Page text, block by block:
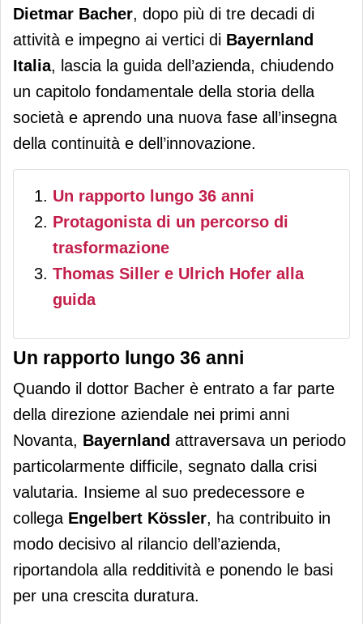
Bayernland: Dietmar Bacher passa il
testimone a Thomas Siller e Ulrich
Hofer
Dietmar Bacher, dopo più di tre decadi di
attività e impegno ai vertici di Bayernland
Italia, lascia la guida dell’azienda, chiudendo
un capitolo fondamentale della storia della
società e aprendo una nuova fase all’insegna
della continuità e dell’innovazione.
Un rapporto lungo 36 anni
Protagonista di un percorso di
trasformazione
Thomas Siller e Ulrich Hofer alla
guida
Un rapporto lungo 36 anni
Quando il dottor Bacher è entrato a far parte
della direzione aziendale nei primi anni
Novanta, Bayernland attraversava un periodo
particolarmente difficile, segnato dalla crisi
valutaria. Insieme al suo predecessore e
collega Engelbert Kössler, ha contribuito in
modo decisivo al rilancio dell’azienda,
riportandola alla redditività e ponendo le basi
per una crescita duratura.